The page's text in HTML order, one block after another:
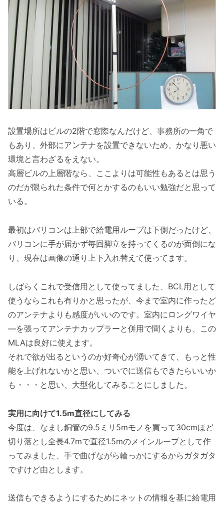
設置場所はビルの2階で窓際なんだけど、事務所の一角で
もあり、外部にアンテナを設置できないため、かなり悪い
環境と言わざるをえない。
高層ビルの上層階なら、ここよりは可能性もあるとは思う
のだが限られた条件で何とかするのもいい勉強だと思って
いる。
最初はバリコンは上部で給電用ループは下側だったけど、
バリコンに手が届かず毎回脚立を持ってくるのが面倒にな
り、現在は画像の通り上下入れ替えて使ってます。
しばらくこれで受信用として使ってました、BCL用として
使うならこれも有りかと思ったが、今まで室内に作ったど
のアンテナよりも感度がいいのです。室内にロングワイヤ
―を張ってアンテナカップラーと併用で聞くよりも、この
MLAは良好に使えます。
それで欲が出るというのか好奇心が湧いてきて、もっと性
能を上げれないかと思い、ついでに送信もできたらいいか
も・・・と思い、大型化してみることにしました。
実用に向けて1.5m直径にしてみる
今度は、なまし銅管の9.5ミリ5mモノを買って30cmほど
切り落とし全長4.7mで直径1.5mのメインループとして作
ってみました、手で曲げながら輪っかにするからガタガタ
ですけど由とします。
送信もできるようにするためにネットの情報を基に給電用